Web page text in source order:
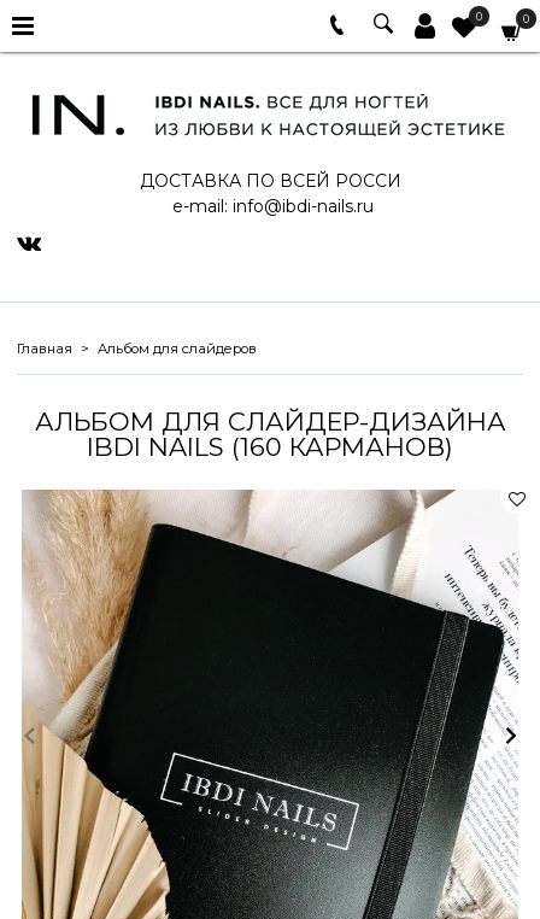
0 0
ДОСТАВКА ПО ВСЕЙ РОССИ
e-mail: info@ibdi-nails.ru
Главная Альбом для слайдеров
АЛЬБОМ ДЛЯ СЛАЙДЕР-ДИЗАЙНА
IBDI NAILS (160 КАРМАНОВ)